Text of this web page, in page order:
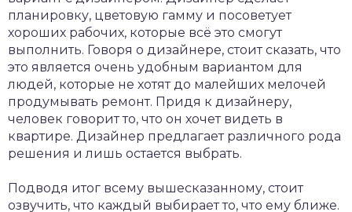
планировку, цветовую гамму и посоветует
хороших рабочих, которые всё это смогут
выполнить. Говоря о дизайнере, стоит сказать, что
это является очень удобным вариантом для
людей, которые не хотят до малейших мелочей
продумывать ремонт. Придя к дизайнеру,
человек говорит то, что он хочет видеть в
квартире. Дизайнер предлагает различного рода
решения и лишь остается выбрать.
Подводя итог всему вышесказанному, стоит
озвучить, что каждый выбирает то, что ему ближе.